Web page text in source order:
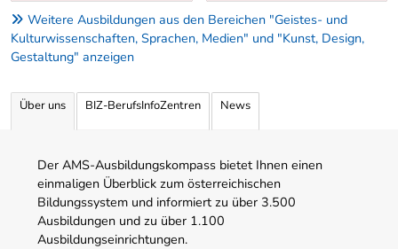
Weitere Ausbildungen aus den Bereichen "Geistes- und
Kulturwissenschaften, Sprachen, Medien" und "Kunst, Design,
Gestaltung" anzeigen
Über uns BIZ-BerufsInfoZentren News
Der AMS-Ausbildungskompass bietet Ihnen einen
einmaligen Überblick zum österreichischen
Bildungssystem und informiert zu über 3.500
Ausbildungen und zu über 1.100
Ausbildungseinrichtungen.